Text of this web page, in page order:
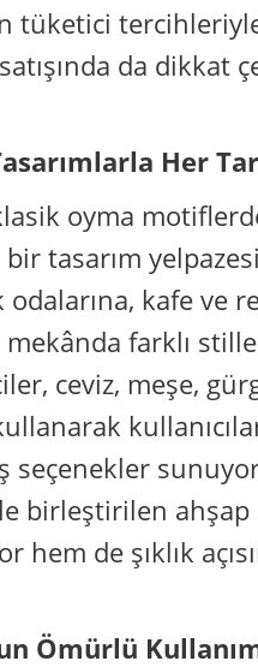
tüketici
da dikkat
Her
oyma
tasarım
kafe ve
farklı
ceviz, meşe,
birleştirilen ahşap
hem de şıklık
Ömürlü